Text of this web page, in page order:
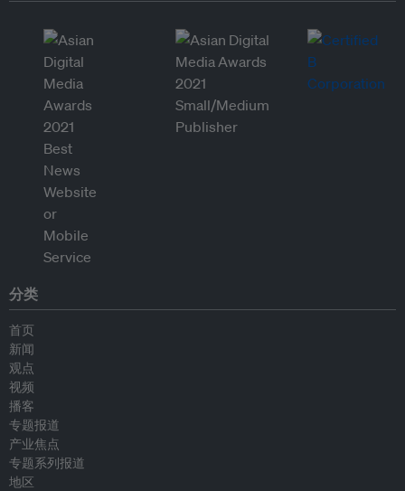
分类
首页
新闻
观点
视频
播客
专题报道
产业焦点
专题系列报道
地区